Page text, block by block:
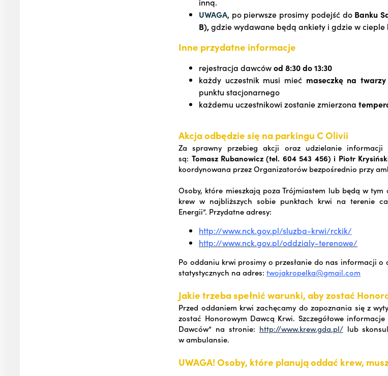
UWAGA, po pierwsze prosimy podejść doBanku
B),gdzie wydawane będą ankiety i gdzie w cieple
Inne przydatne informacje
rejestracja dawcówod 8:30 do 13:30
każdy uczestnik musi mieć maseczkę na twarzy
punktu stacjonarnego
każdemu uczestnikowi zostanie zmierzona
Akcja odbędzie się na parkingu C Olivii
Za sprawny przebieg akcji oraz udzielanie informacji
są: Tomasz Rubanowicz (tel. 604 543 456) i Piotr
koordynowana przez Organizatorów bezpośrednio przy
Osoby, które mieszkają poza Trójmiastem lub będą w
krew w najbliższych sobie punktach krwi na terenie
Energii”. Przydatne adresy:
http://www.nck.gov.pl/sluzba-krwi/rckik/
http://www.nck.gov.pl/oddzialy-terenowe/
Po oddaniu krwi prosimy o przesłanie do nas informacji
statystycznych na adres:twojakropelka@gmail.com
Jakie trzeba spełnić warunki, aby zostać
Przed oddaniem krwi zachęcamy do zapoznania się z
zostać Honorowym Dawcą Krwi. Szczegółowe
Dawców” na stronie: http://www.krew.gda.pl/lub
w ambulansie.
UWAGA! Osoby, które planują oddać krew,